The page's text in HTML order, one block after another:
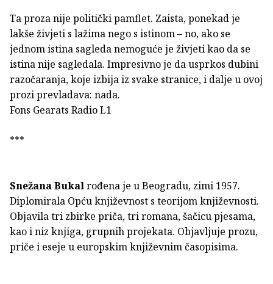
Ta proza nije politički pamflet. Zaista, ponekad je
lakše živjeti s lažima nego s istinom – no, ako se
jednom istina sagleda nemoguće je živjeti kao da se
istina nije sagledala. Impresivno je da usprkos dubini
razočaranja, koje izbija iz svake stranice, i dalje u ovoj
prozi prevladava: nada.
Fons Gearats Radio L1
***
Snežana Bukalrođena je u Beogradu, zimi 1957.
Diplomirala Opću književnost s teorijom književnosti.
Objavila tri zbirke priča, tri romana, šačicu pjesama,
kao i niz knjiga, grupnih projekata. Objavljuje prozu,
priče i eseje u europskim književnim časopisima.